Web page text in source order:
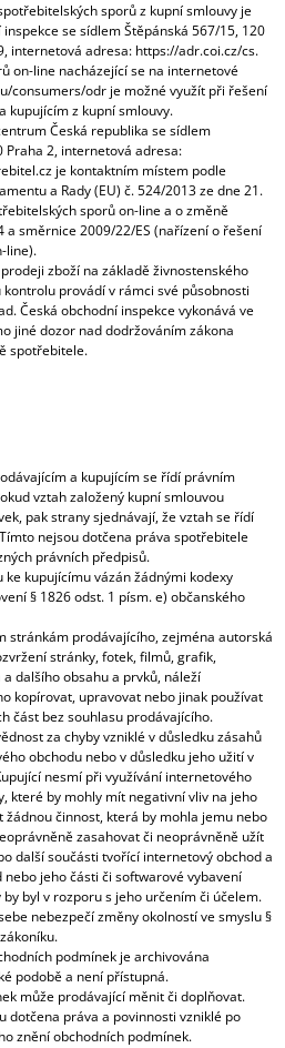
sporů z kupní smlouvy je
se sídlem Štěpánská 567/15, 120
internetová adresa: https://adr.coi.cz/cs.
on-line nacházející se na internetové
consumers/odr je možné využít při řešení
kupujícím z kupní smlouvy.
Česká republika se sídlem
Praha 2, internetová adresa:
je kontaktním místem podle
a Rady (EU) č. 524/2013 ze dne 21.
sporů on-line a o změně
a směrnice 2009/22/ES (nařízení o řešení
line).
zboží na základě živnostenského
provádí v rámci své působnosti
Česká obchodní inspekce vykonává ve
jiné dozor nad dodržováním zákona
spotřebitele.
a kupujícím se řídí právním
vztah založený kupní smlouvou
pak strany sjednávají, že vztah se řídí
nejsou dotčena práva spotřebitele
právních předpisů.
ke kupujícímu vázán žádnými kodexy
§ 1826 odst. 1 písm. e) občanského
stránkám prodávajícího, zejména autorská
stránky, fotek, filmů, grafik,
dalšího obsahu a prvků, náleží
kopírovat, upravovat nebo jinak používat
část bez souhlasu prodávajícího.
za chyby vzniklé v důsledku zásahů
obchodu nebo v důsledku jeho užití v
nesmí při využívání internetového
které by mohly mít negativní vliv na jeho
žádnou činnost, která by mohla jemu nebo
zasahovat či neoprávněně užít
další součásti tvořící internetový obchod a
jeho části či softwarové vybavení
byl v rozporu s jeho určením či účelem.
nebezpečí změny okolností ve smyslu §
podmínek je archivována
podobě a není přístupná.
může prodávající měnit či doplňovat.
dotčena práva a povinnosti vzniklé po
znění obchodních podmínek.